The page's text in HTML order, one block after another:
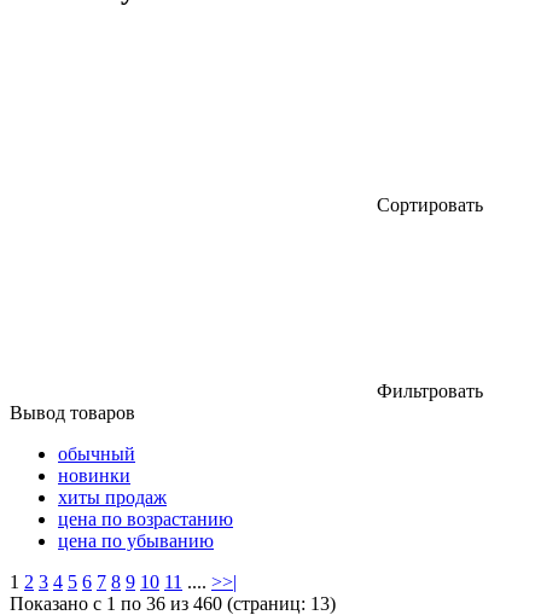
Сортировать
Фильтровать
Вывод товаров
обычный
новинки
хиты продаж
цена по возрастанию
цена по убыванию
1 2 3 4 5 6 7 8 9 10 11 .... >>|
Показано с 1 по 36 из 460 (страниц: 13)